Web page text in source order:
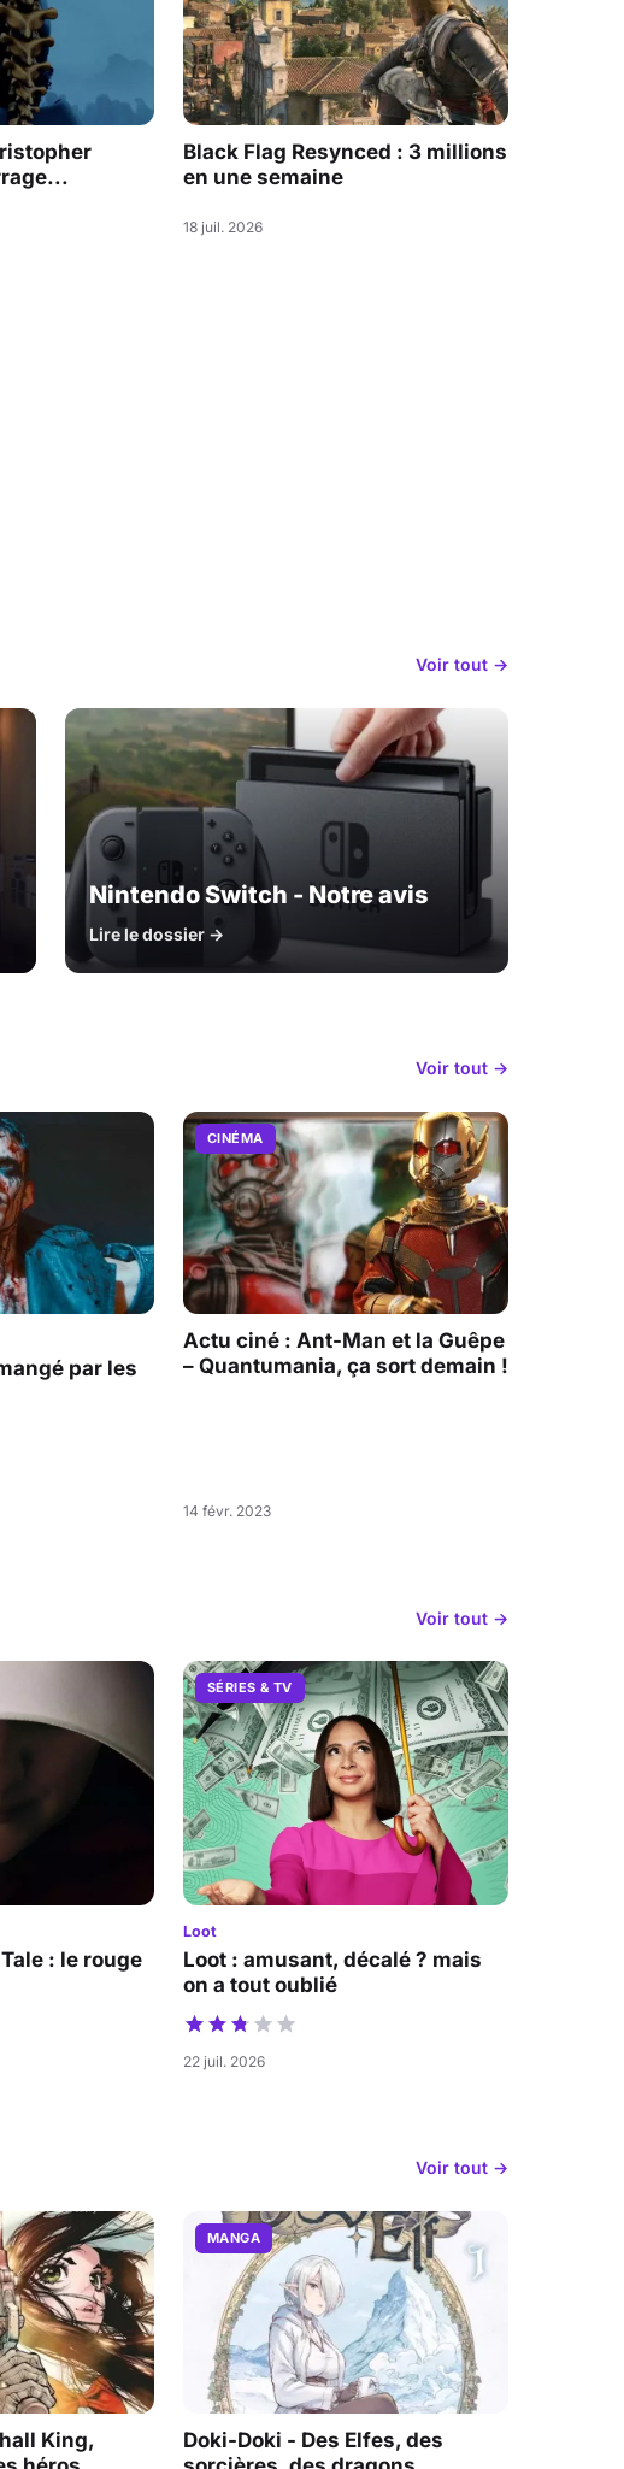
Black Flag Resynced : 3 millions
en une semaine
18 juil. 2026
Voir tout →
Nintendo Switch - Notre avis
Lire le dossier →
Voir tout →
par les
CINÉMA
Actu ciné : Ant-Man et la Guêpe
– Quantumania, ça sort demain !
14 févr. 2023
Voir tout →
: le rouge
SÉRIES & TV
Loot
Loot : amusant, décalé ? mais
on a tout oublié
22 juil. 2026
Voir tout →
King,
MANGA
Doki-Doki - Des Elfes, des